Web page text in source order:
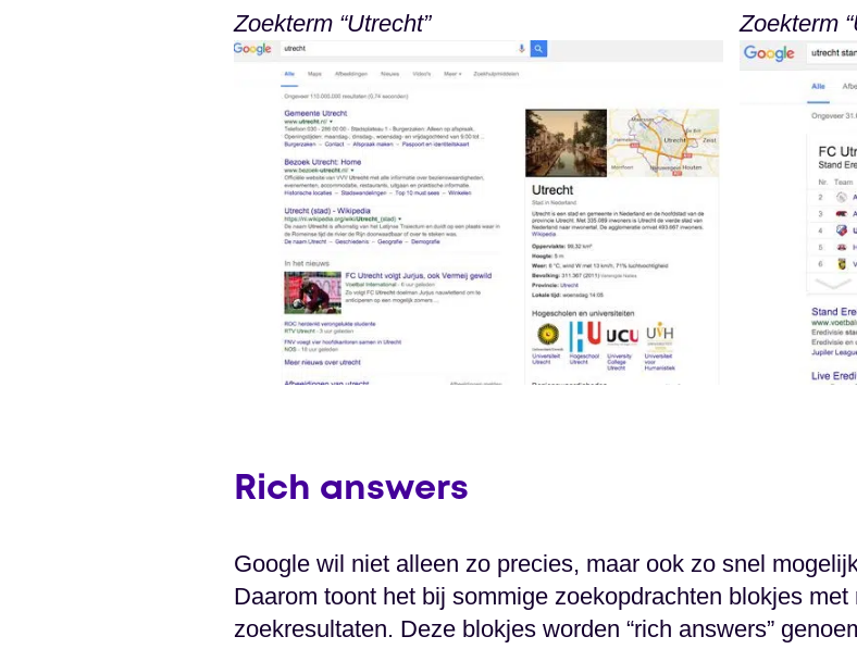
Zoekterm “Utrecht” Zoekterm
Rich answers
Google wil niet alleen zo precies, maar ook zo snel
Daarom toont het bij sommige zoekopdrachten blokjes
zoekresultaten. Deze blokjes worden “rich answers”